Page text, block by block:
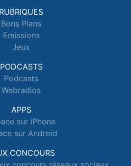
RUBRIQUES
Bons Plans
Emissions
Jeux
PODCASTS
Podcasts
Webradios
APPS
sur iPhone
sur Android
CONCOURS